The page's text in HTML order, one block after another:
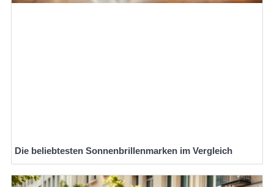
Die beliebtesten Sonnenbrillenmarken im Vergleich